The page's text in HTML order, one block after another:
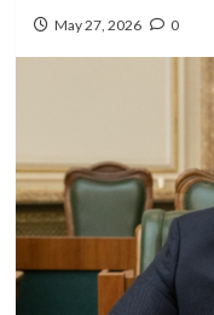
May 27, 2026 0